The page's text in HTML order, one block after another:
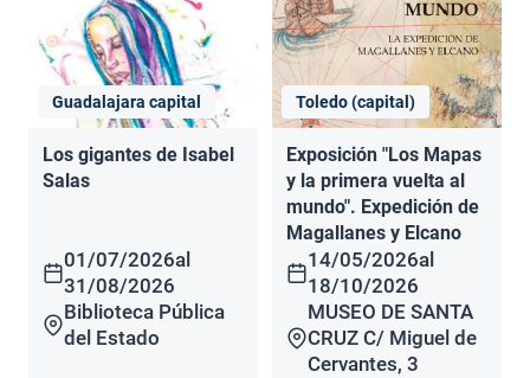
Guadalajara capital
Los gigantes de Isabel
Salas
01/07/2026al
31/08/2026
Biblioteca Pública
del Estado
Toledo (capital)
Exposición "Los Mapas
y la primera vuelta al
mundo". Expedición de
Magallanes y Elcano
14/05/2026al
18/10/2026
MUSEO DE SANTA
CRUZ C/ Miguel de
Cervantes, 3